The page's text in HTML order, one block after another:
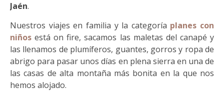
Jaén.
Nuestros viajes en familia y la categoría planes con
niños está on fire, sacamos las maletas del canapé y
las llenamos de plumíferos, guantes, gorros y ropa de
abrigo para pasar unos días en plena sierra en una de
las casas de alta montaña más bonita en la que nos
hemos alojado.